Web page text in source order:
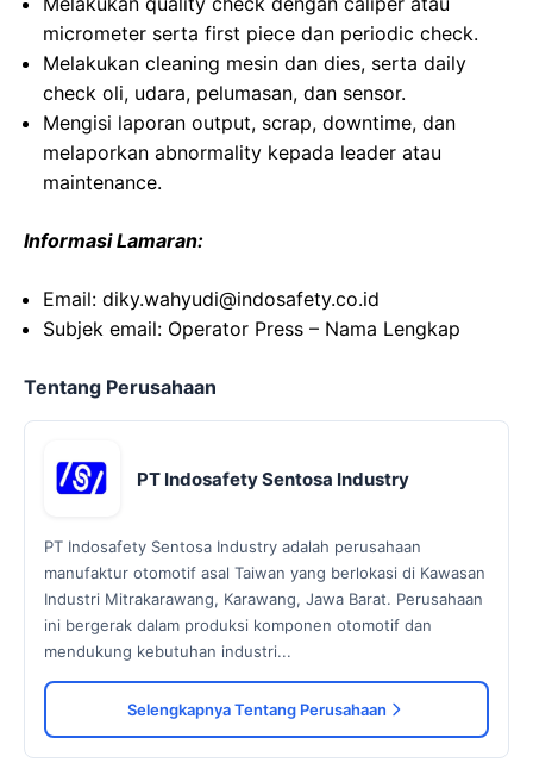
micrometer serta first piece dan periodic check.
Melakukan cleaning mesin dan dies, serta daily
check oli, udara, pelumasan, dan sensor.
Mengisi laporan output, scrap, downtime, dan
melaporkan abnormality kepada leader atau
maintenance.
Informasi Lamaran:
Email: diky.wahyudi@indosafety.co.id
Subjek email: Operator Press – Nama Lengkap
Tentang Perusahaan
PT Indosafety Sentosa Industry
PT Indosafety Sentosa Industry adalah perusahaan
manufaktur otomotif asal Taiwan yang berlokasi di Kawasan
Industri Mitrakarawang, Karawang, Jawa Barat. Perusahaan
ini bergerak dalam produksi komponen otomotif dan
mendukung kebutuhan industri...
Selengkapnya Tentang Perusahaan